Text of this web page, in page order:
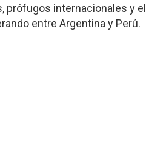
prófugos internacionales y el
entre Argentina y Perú.